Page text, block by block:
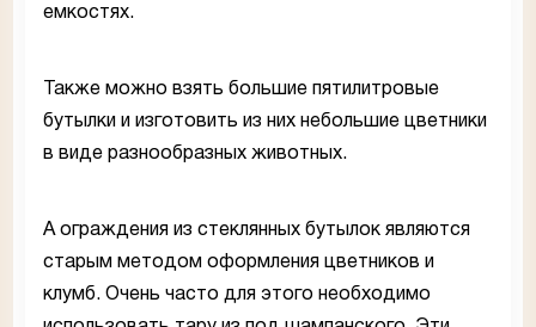
емкостях.
Также можно взять большие пятилитровые
бутылки и изготовить из них небольшие цветники
в виде разнообразных животных.
А ограждения из стеклянных бутылок являются
старым методом оформления цветников и
клумб. Очень часто для этого необходимо